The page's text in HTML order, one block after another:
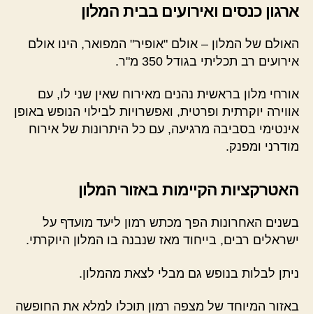
ארגון כנסים ואירועים בבית המלון
האולם של המלון – אולם "אופיר" המפואר, הינו אולם
אירועים רב תכליתי בגודל 350 מ"ר.
אורחי מלון בראשית נהנים מאירוח שאין שני לו, עם
אווירה יוקרתית ופרטית, ואפשרויות לבילוי הנופש באופן
אינטימי בסביבה מרגיעה, עם כל היתרונות של אירוח
מודרני ומפנק.
האטרקציות הקיימות באזור המלון
בשנים האחרונות הפך מכתש רמון ליעד מועדף על
ישראלים רבים, בייחוד מאז שנבנה בו המלון היוקרתי.
ניתן לבלות בנופש גם מבלי לצאת מהמלון.
באזור המיוחד של מצפה רמון תוכלו למלא את החופשה